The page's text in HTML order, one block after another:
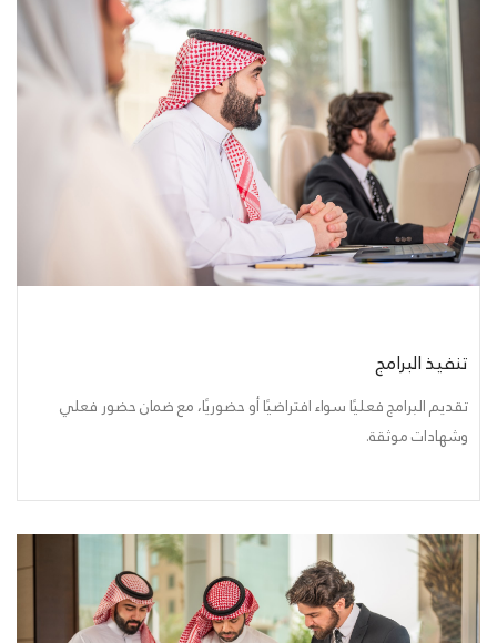
تنفيذ البرامج
تقديم البرامج فعليًا سواء افتراضيًا أو حضوريًا، مع ضمان حضور فعلي
وشهادات موثقة.